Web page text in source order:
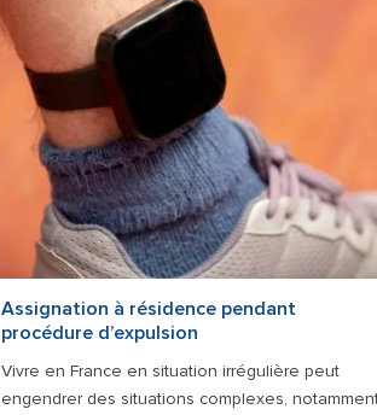
Assignation à résidence pendant
procédure d’expulsion
Vivre en France en situation irrégulière peut
engendrer des situations complexes,